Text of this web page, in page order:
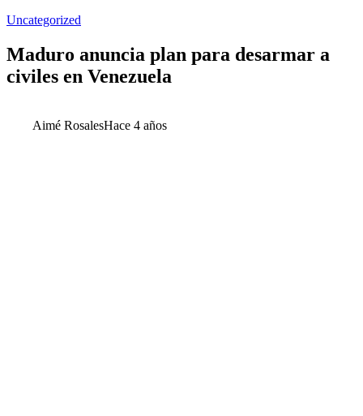
Uncategorized
Maduro anuncia plan para desarmar a
civiles en Venezuela
Aimé RosalesHace 4 años